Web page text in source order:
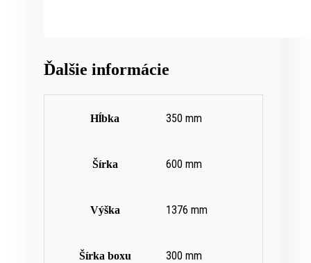
Ďalšie informácie
Hĺbka 350 mm
Šírka 600 mm
Výška 1376 mm
Šírka boxu 300 mm